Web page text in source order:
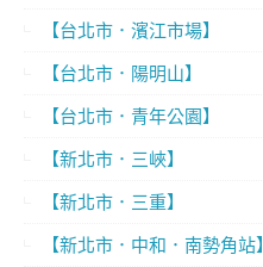
【台北市．濱江市場】
【台北市．陽明山】
【台北市．青年公園】
【新北市．三峽】
【新北市．三重】
【新北市．中和．南勢角站】